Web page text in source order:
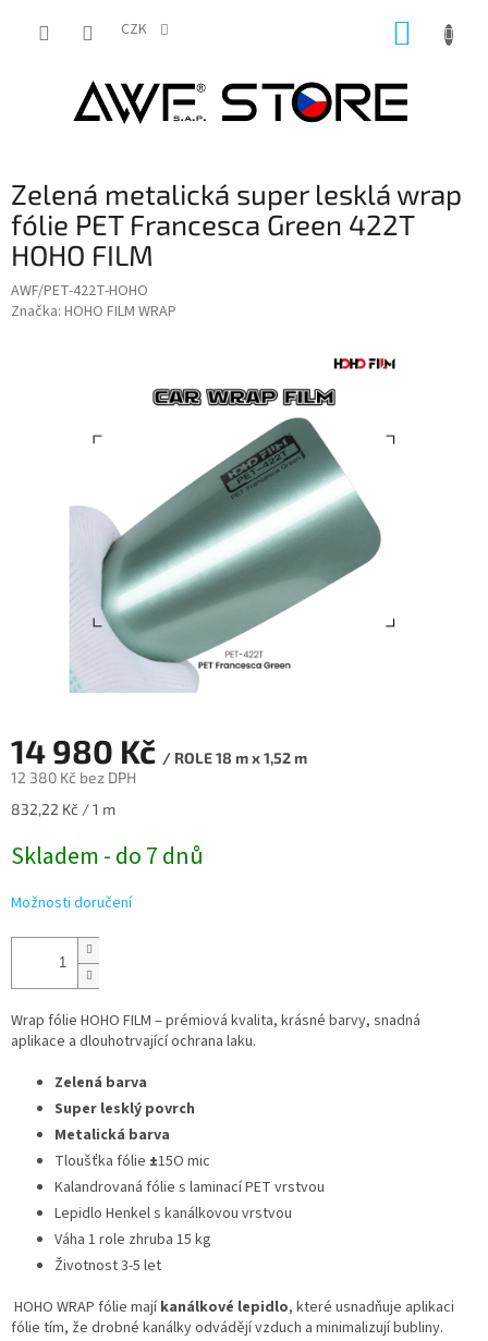
CZK
Zelená metalická super lesklá wrap
fólie PET Francesca Green 422T
HOHO FILM
AWF/PET-422T-HOHO
Značka: HOHO FILM WRAP
14 980 Kč / ROLE 18 m x 1,52 m
12 380 Kč bez DPH
Měrná
832,22 Kč / 1 m
Skladem - do 7 dnů
Možnosti doručení
Wrap fólie HOHO FILM – prémiová kvalita, krásné barvy, snadná
aplikace a dlouhotrvající ochrana laku.
Zelená barva
Super lesklý povrch
Metalická barva
Tloušťka fólie ±15O mic
Kalandrovaná fólie s laminací PET vrstvou
Lepidlo Henkel s kanálkovou vrstvou
Váha 1 role zhruba 15 kg
Životnost 3-5 let
HOHO WRAP fólie majíkanálkové lepidlo, které usnadňuje aplikaci
fólie tím, že drobné kanálky odvádějí vzduch a minimalizují bubliny.